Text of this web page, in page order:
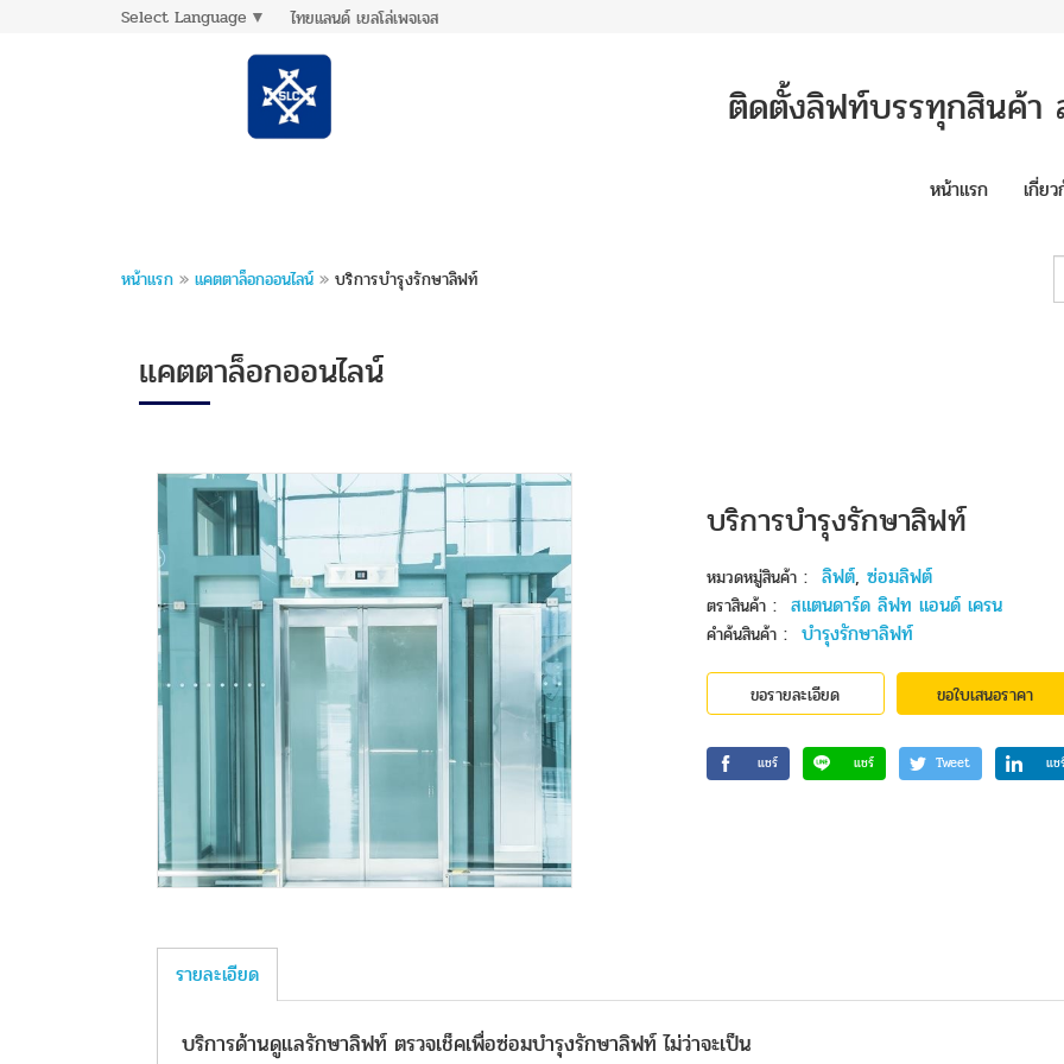
Select Language ▼ ไทยแลนด์ เยลโล่เพจเจส
ติดตั้งลิฟท์บรรทุกสินค้า
หน้าแรก เกี่ย
หน้าแรก » แคตตาล็อกออนไลน์ » บริการบำรุงรักษาลิฟท์
แคตตาล็อกออนไลน์
บริการบำรุงรักษาลิฟท์
หมวดหมู่สินค้า: ลิฟต์, ซ่อมลิฟต์
ตราสินค้า: สแตนดาร์ด ลิฟท แอนด์ เครน
คำค้นสินค้า: บำรุงรักษาลิฟท์
ขอรายละเอียด ขอใบเสนอราคา
แชร์ แชร์ Tweet แช
รายละเอียด
บริการด้านดูแลรักษาลิฟท์ ตรวจเช็คเพื่อซ่อมบำรุงรักษาลิฟท์ ไม่ว่าจะเป็น